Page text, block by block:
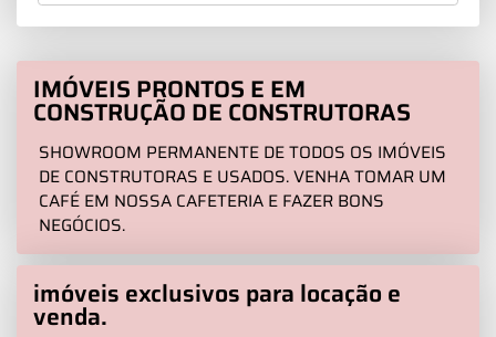
IMÓVEIS PRONTOS E EM
CONSTRUÇÃO DE CONSTRUTORAS
SHOWROOM PERMANENTE DE TODOS OS IMÓVEIS
DE CONSTRUTORAS E USADOS. VENHA TOMAR UM
CAFÉ EM NOSSA CAFETERIA E FAZER BONS
NEGÓCIOS.
imóveis exclusivos para locação e
venda.